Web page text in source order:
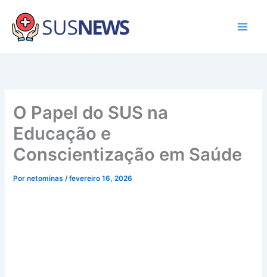
para
O Papel do SUS na
Educação e
Conscientização em Saúde
Pornetominas/fevereiro 16, 2026